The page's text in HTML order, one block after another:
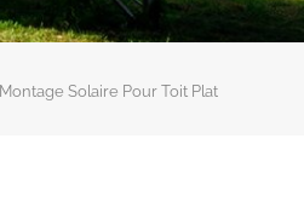
Montage Solaire Pour Toit Plat